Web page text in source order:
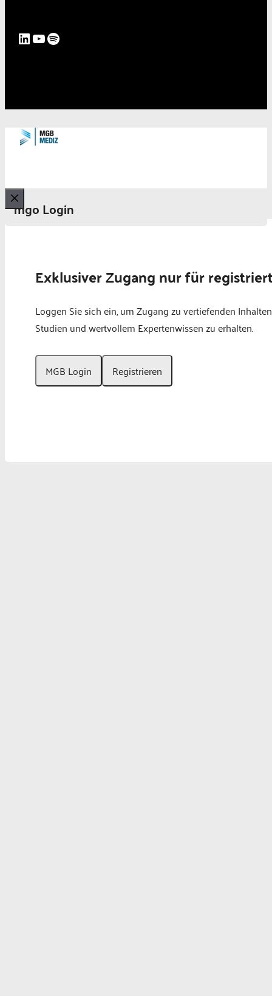
LinkedIn
YouTube
Spotify
mgo Login
Schließen
Exklusiver Zugang nur für
Loggen Sie sich ein, um Zugang zu vertiefenden
Studien und wertvollem Expertenwissen zu erhalten.
MGB Login Registrieren